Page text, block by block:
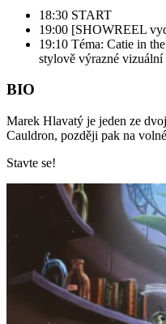
18:30 START
19:00 [SHOWREEL
19:10 Téma: Catie in
stylově výrazné vizuální
BIO
Marek Hlavatý je jeden ze
Cauldron, později pak na
Stavte se!